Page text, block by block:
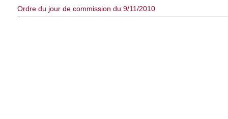
Ordre du jour de commission du 9/11/2010